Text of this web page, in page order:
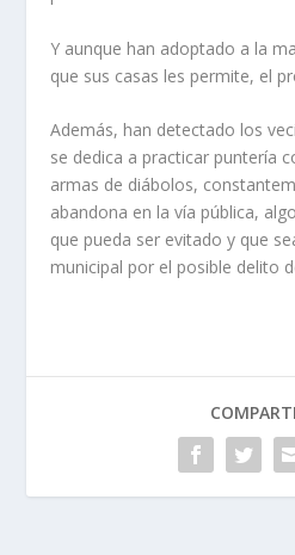
Y aunque han adoptado a la
que sus casas les permite, el
Además, han detectado los
se dedica a practicar puntería
armas de diábolos,
abandona en la vía pú­blica,
que pueda ser evitado y que
municipal por el posible delito